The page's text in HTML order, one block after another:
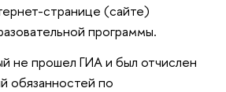
странице (сайте)
программы.
не прошел ГИА и был отчислен
обязанностей по